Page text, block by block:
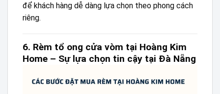
để khách hàng dễ dàng lựa chọn theo phong cách
riêng.
6. Rèm tổ ong cửa vòm tại Hoàng Kim
Home – Sự lựa chọn tin cậy tại Đà Nẵng